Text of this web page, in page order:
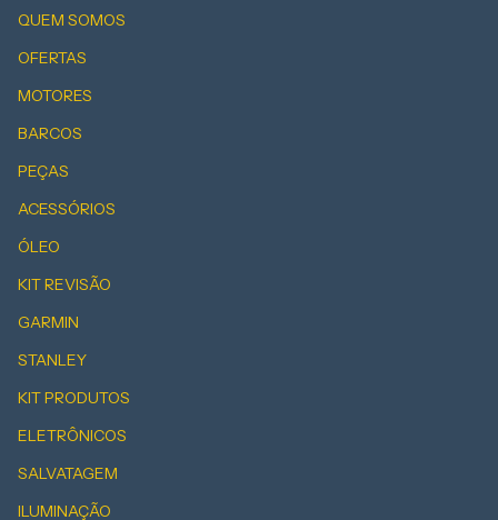
QUEM SOMOS
OFERTAS
MOTORES
BARCOS
PEÇAS
ACESSÓRIOS
ÓLEO
KIT REVISÃO
GARMIN
STANLEY
KIT PRODUTOS
ELETRÔNICOS
SALVATAGEM
ILUMINAÇÃO